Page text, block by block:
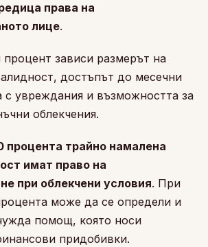
права на
лице.
зависи размерът на
достъпът до месечни
с увреждания и възможността за
облекчения.
процента трайно намалена
имат право на
при облекчени условия. При
може да се определи и
помощ, която носи
придобивки.